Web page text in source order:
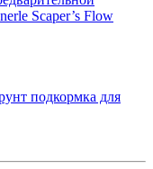
Scaper’s Flow
подкормка для